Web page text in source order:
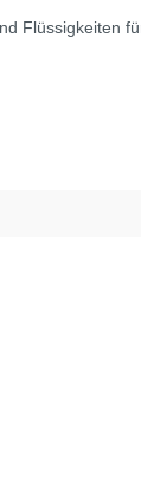
Flüssigkeiten